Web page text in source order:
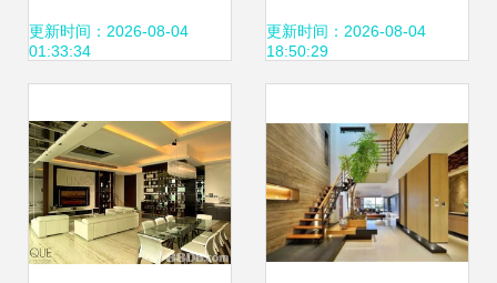
更新时间：2026-08-04
01:33:34
更新时间：2026-08-04
18:50:29